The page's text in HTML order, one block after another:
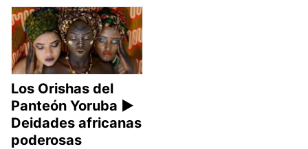
Los Orishas del
Panteón Yoruba ►
Deidades africanas
poderosas